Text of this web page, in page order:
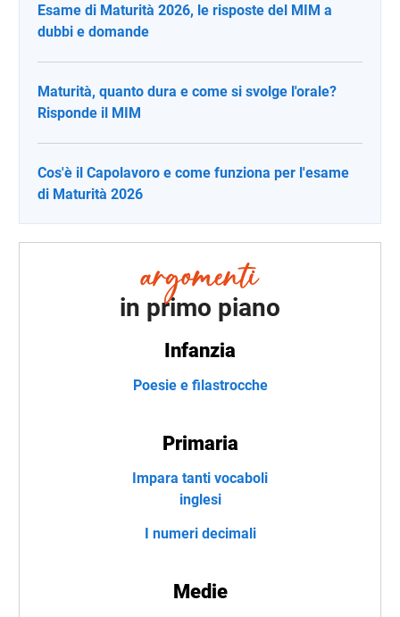
Esame di Maturità 2026, le risposte del MIM a
dubbi e domande
Maturità, quanto dura e come si svolge l'orale?
Risponde il MIM
Cos'è il Capolavoro e come funziona per l'esame
di Maturità 2026
in primo piano
Infanzia
Poesie e filastrocche
Primaria
Impara tanti vocaboli
inglesi
I numeri decimali
Medie